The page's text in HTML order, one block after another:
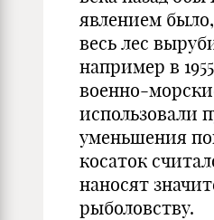
явлением
весь лес
например в
военно-
использовали
уменьшения
косаток
наносят
рыболовству.